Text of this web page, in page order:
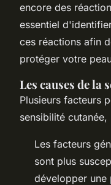
encore des
essentiel
ces réactions afin
protéger votre
Les causes de la
Plusieurs facteurs
sensibilité
Les facteurs
sont plus
développer une